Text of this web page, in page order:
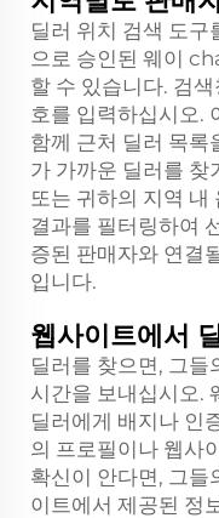
딜러 위치 검색 도구
으로 승인된 웨이
할 수 있습니다. 검
호를 입력하십시오.
함께 근처 딜러 목록
가 가까운 딜러를 찾
또는 귀하의 지역 내
결과를 필터링하여
증된 판매자와 연결
입니다.
웹사이트에서
딜러를 찾으면, 그들
시간을 보내십시오.
딜러에게 배지나 인
의 프로필이나 웹사
확신이 안다면, 그들
이트에서 제공된 정